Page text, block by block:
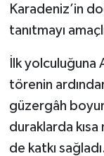
Karadeniz’in
tanıtmayı
İlk yolculuğuna
törenin
güzergâh
duraklarda
de katkı